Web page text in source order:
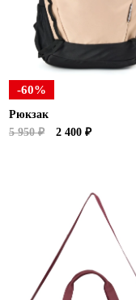
-60%
Рюкзак
5 950 ₽
2 400 ₽